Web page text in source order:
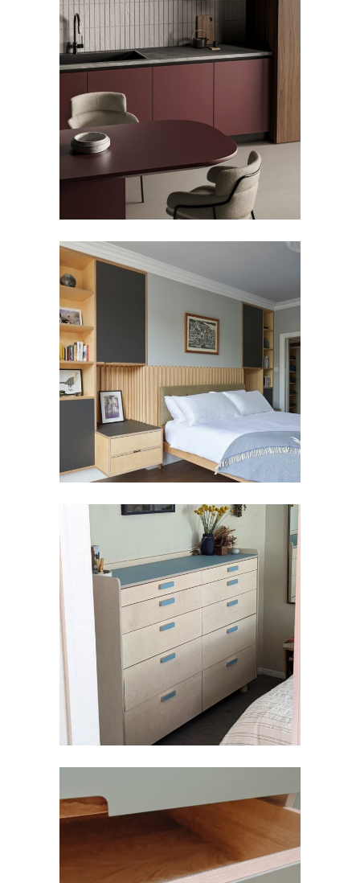
櫃體表面 | EUROCOMPONENTI
FORBO FURNITURE LINOLEUM
櫃體表面 | ZDB ARCHITECTS |
英國倫敦
FORBO FURNITURE LINOLEUM 傢俱
斗櫃 | MATT SCANLAN | 舊金
山
FORBO FURNITURE LINOLEUM,傢俱
櫥櫃門片 | TISCHLEREI JOSEF